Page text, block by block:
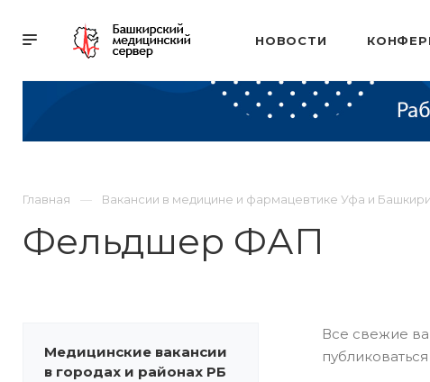
НОВОСТИ
Главная Вакансии в медицине и фармацевтике Уфа и
Фельдшер ФАП
Медицинские вакансии
в городах и районах РБ
Все свежие